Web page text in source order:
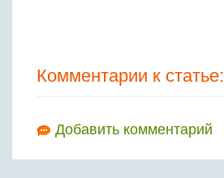
Комментарии к статье:
Добавить комментарий